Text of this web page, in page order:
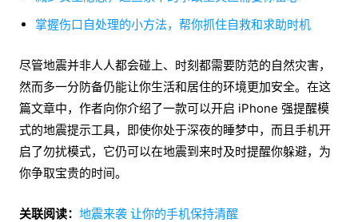
掌握伤口自处理的小方法，帮你抓住自救和求助时机
尽管地震并非人人都会碰上、时刻都需要防范的自然灾害，
然而多一分防备仍能让你生活和居住的环境更加安全。在这
篇文章中，作者向你介绍了一款可以开启 iPhone 强提醒模
式的地震提示工具，即使你处于深夜的睡梦中，而且手机开
启了勿扰模式，它仍可以在地震到来时及时提醒你躲避，为
你争取宝贵的时间。
关联阅读： 地震来袭 让你的手机保持清醒